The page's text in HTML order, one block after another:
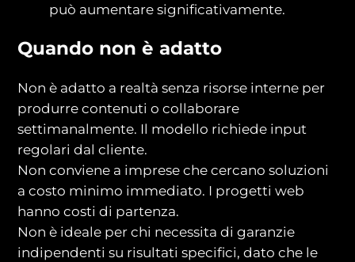
può aumentare significativamente.
Quando non è adatto
Non è adatto a realtà senza risorse interne per
produrre contenuti o collaborare
settimanalmente. Il modello richiede input
regolari dal cliente.
Non conviene a imprese che cercano soluzioni
a costo minimo immediato. I progetti web
hanno costi di partenza.
Non è ideale per chi necessita di garanzie
indipendenti su risultati specifici, dato che le